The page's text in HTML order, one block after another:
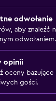
odwołanie
aby znaleźć
odwołaniem.
opinii
oceny bazujące
gości.